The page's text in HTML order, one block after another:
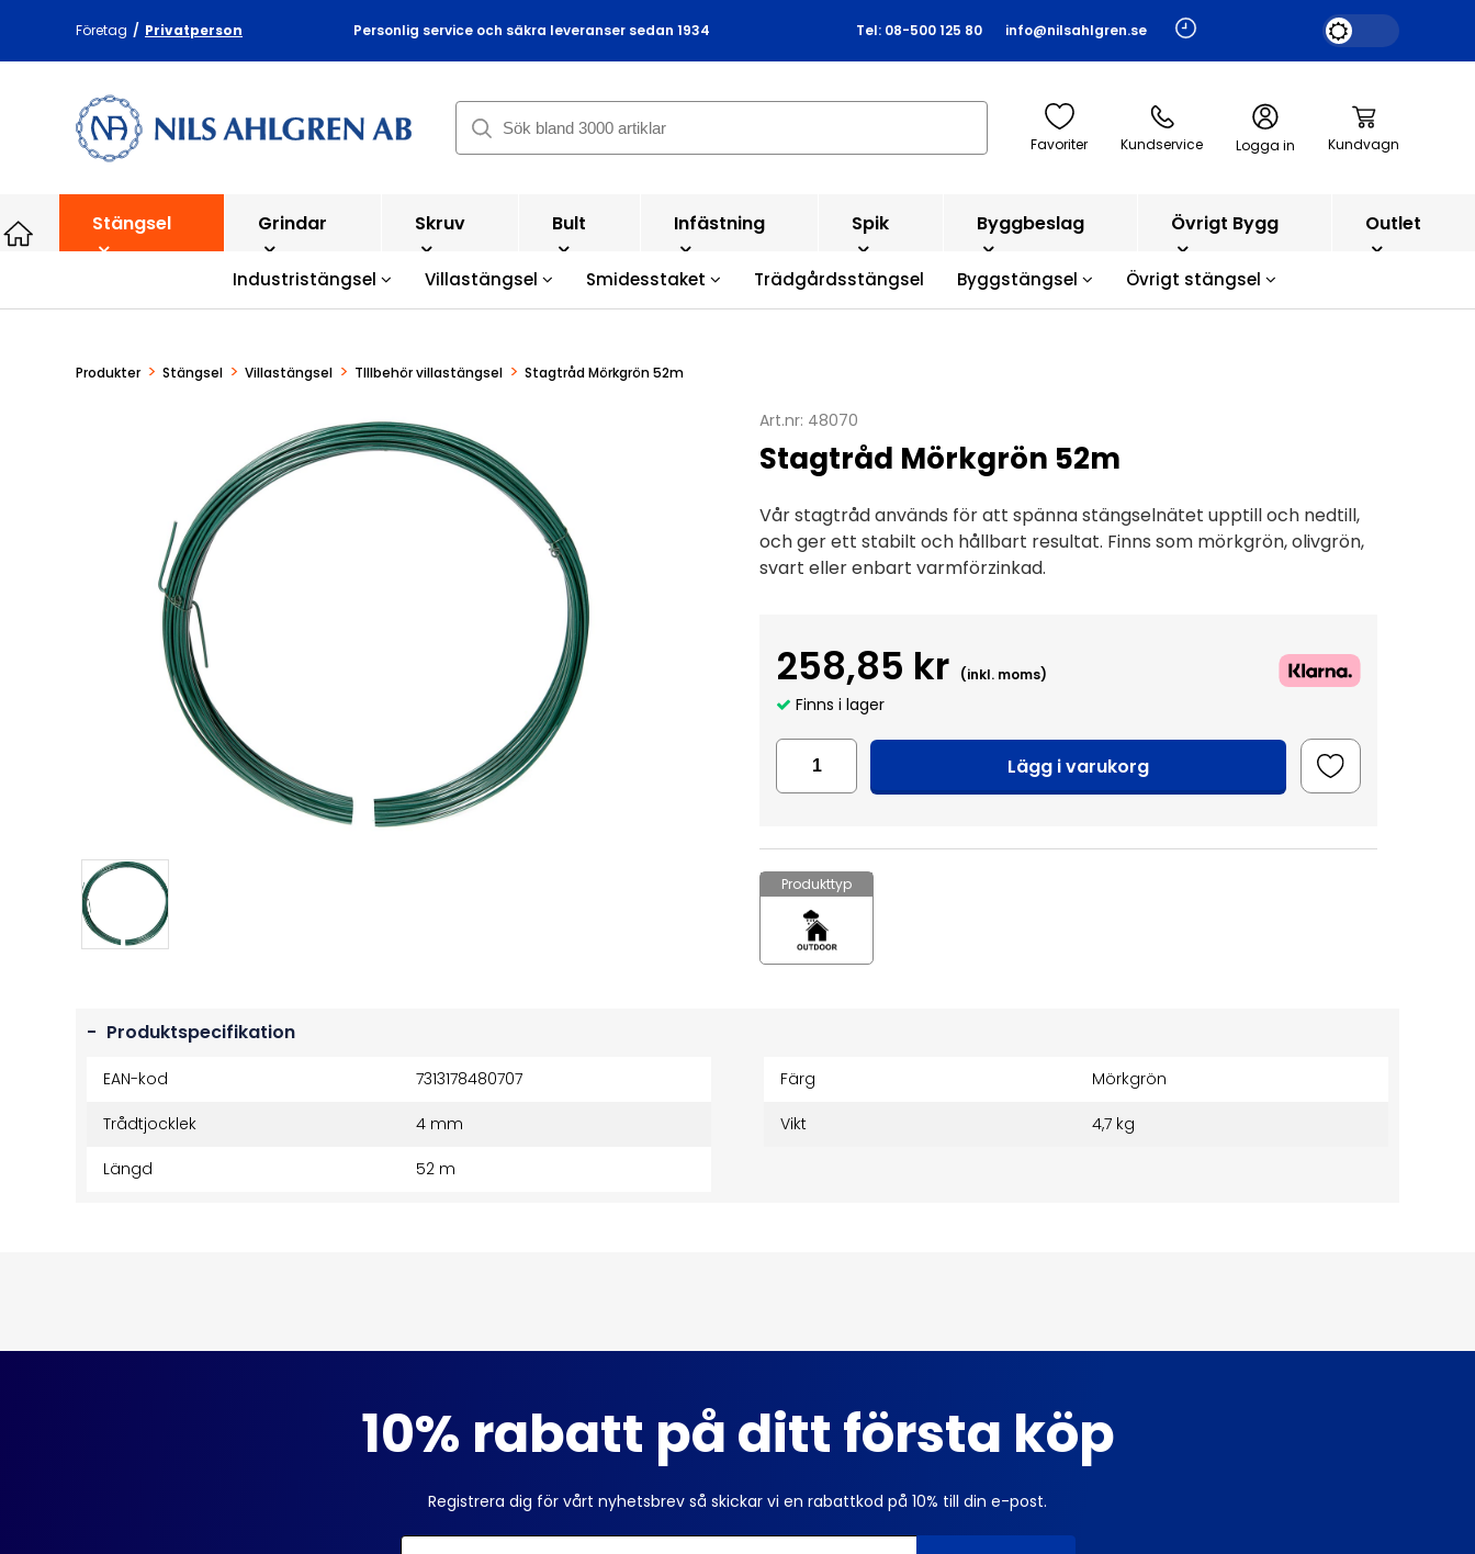
Företag / Privatperson Personlig service och säkra leveranser sedan 1934 Tel: 08-500 125 80 info@nilsahlgren.se
Favoriter Kundservice Logga in Kundvagn
Stängsel
Industristängsel Villastängsel Smidesstaket Trädgårdsstängsel Byggstängsel Övrigt stängsel
Grindar Skruv Bult Infästning Spik Byggbeslag Övrigt Bygg Outlet
Produkter > Stängsel > Villastängsel > TIllbehör villastängsel > Stagtråd Mörkgrön 52m
Art.nr: 48070
Stagtråd Mörkgrön 52m
Vår stagtråd används för att spänna stängselnätet upptill och nedtill,
och ger ett stabilt och hållbart resultat. Finns som mörkgrön, olivgrön,
svart eller enbart varmförzinkad.
258,85 kr (inkl. moms)
Finns i lager
Lägg i varukorg
Produkttyp
- Produktspecifikation
EAN-kod 7313178480707
Trådtjocklek 4 mm
Längd 52 m
Färg Mörkgrön
Vikt 4,7 kg
10% rabatt på ditt första köp
Registrera dig för vårt nyhetsbrev så skickar vi en rabattkod på 10% till din e-post.